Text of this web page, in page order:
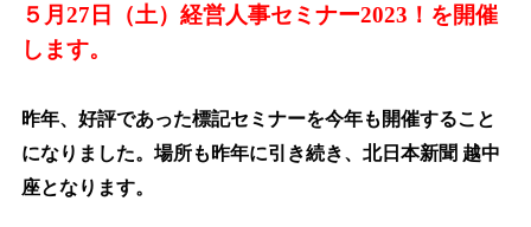
５月27日（土）経営人事セミナー2023！を開催
します。
昨年、好評であった標記セミナーを今年も開催すること
になりました。場所も昨年に引き続き、北日本新聞 越中
座となります。